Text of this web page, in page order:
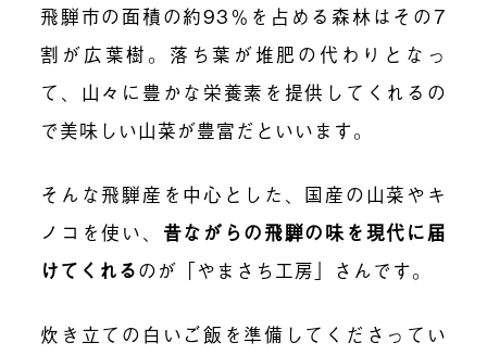
飛騨市の面積の約93％を占める森林はその7
割が広葉樹。落ち葉が堆肥の代わりとなっ
て、山々に豊かな栄養素を提供してくれるの
で美味しい山菜が豊富だといいます。
そんな飛騨産を中心とした、国産の山菜やキ
ノコを使い、 昔ながらの飛騨の味を現代に届
けてくれるのが「やまさち工房」さんです。
炊き立ての白いご飯を準備してくださってい